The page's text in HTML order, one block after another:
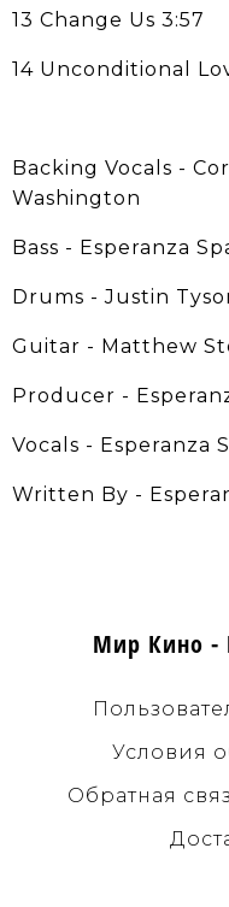
13 Change Us 3:57
14 Unconditional
Backing Vocals -
Washington
Bass - Esperanza
Drums - Justin
Guitar - Matthew
Producer -
Vocals - Esperanza
Written By -
Мир Кино -
Условия
Обратная